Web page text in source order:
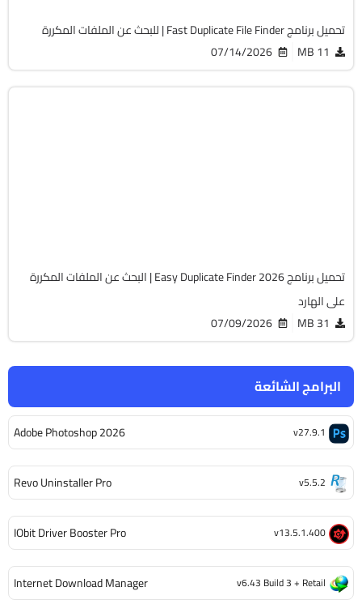
البرامج الشائعة
Adobe Photoshop 2026 v27.9.1
Revo Uninstaller Pro v5.5.2
IObit Driver Booster Pro v13.5.1.400
Internet Download Manager v6.43 Build 3 + Retail
تحميل برنامج Fast Duplicate File Finder | للبحث عن الملفات المكررة
11 MB
07/14/2026
تحميل برنامج Easy Duplicate Finder 2026 | البحث عن الملفات المكررة
على الهارد
31 MB
07/09/2026